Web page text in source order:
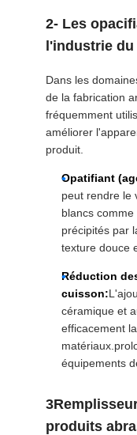
2- Les
l'industrie du
Dans les
de la fabrication
fréquemment
améliorer
produit.
Opatifiant
peut rendre le
blancs
précipités par
texture douce
Réduction
cuisson:
céramique et
efficacement
équipements
produits